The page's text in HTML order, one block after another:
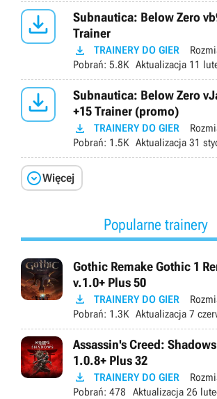

Subnautica: Below Zero
Trainer
 TRAINERY DO GIER
Pobrań: 5.8K Aktualizacja 11

Subnautica: Below Zero
+15 Trainer (promo)
 TRAINERY DO GIER
Pobrań: 1.5K Aktualizacja 31
Więcej
Popularne trainery
Gothic Remake Gothic 1
v.1.0+ Plus 50
 TRAINERY DO GIER
Pobrań: 1.3K Aktualizacja 7
Assassin's Creed:
1.0.8+ Plus 32
 TRAINERY DO GIER
Pobrań: 478 Aktualizacja 26